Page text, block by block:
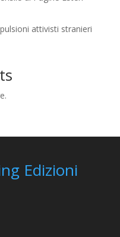
attivisti stranieri
Edizioni